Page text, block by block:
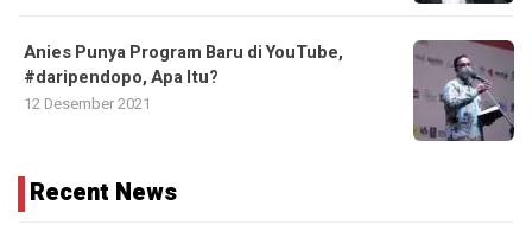
Anies Punya Program Baru di YouTube,
#daripendopo, Apa Itu?
12 Desember 2021
Recent News